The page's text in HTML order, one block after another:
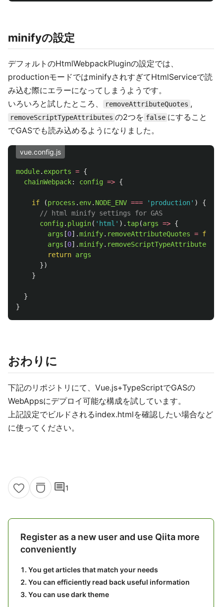
minifyの設定
デフォルトのHtmlWebpackPluginの設定では、
productionモードではminifyされすぎてHtmlServiceで読
み込む際にエラーになってしまうようです。
いろいろと試したところ、
removeAttributeQuotes ,
removeScriptTypeAttributes の2つを false にすること
でGASでも読み込めるようになりました。
vue.config.js
module. exports = {
chainWebpack: config => {
if (process . env. NODE_ENV === ' production' )
{
// html minify settings for GAS
config. plugin( ' html ' ). tap(args => {
args [0].minify. removeAttributeQuotes = false
args [0].minify. removeScriptTypeAttributes
return args
})
}
}
}
おわりに
下記のリポジトリにて、Vue.js+TypeScriptでGASの
WebAppsにデプロイ可能な構成を試しています。
上記設定でビルドされるindex.htmlを確認したい場合など
に使ってください。
comment1
Register as a new user and use Qiita more
conveniently
You get articles that match your needs
You can efficiently read back useful information
You can use dark theme